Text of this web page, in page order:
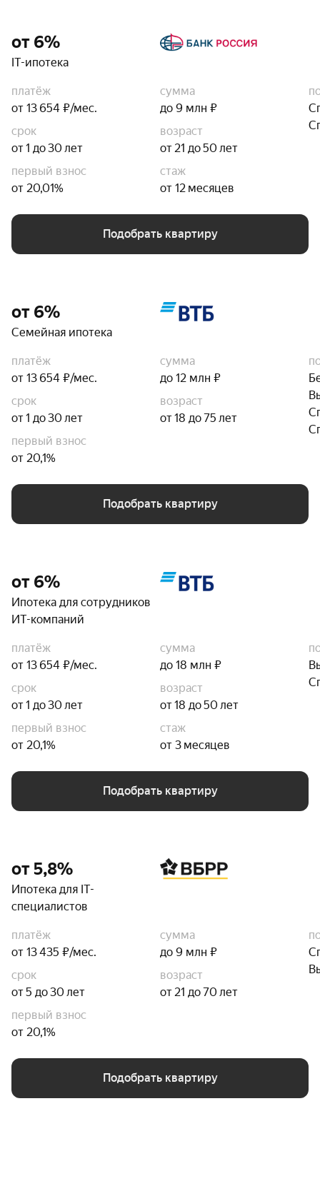
от 6%
IT-ипотека
платёж
от 13 654 ₽/мес.
сумма
до 9 млн ₽
срок
от 1 до 30 лет
возраст
от 21 до 50 лет
первый взнос
от 20,01%
стаж
от 12 месяцев
Подобрать квартиру
от 6%
Семейная ипотека
платёж
от 13 654 ₽/мес.
сумма
до 12 млн ₽
срок
от 1 до 30 лет
возраст
от 18 до 75 лет
первый взнос
от 20,1%
Подобрать квартиру
от 6%
Ипотека для сотрудников
ИТ-компаний
платёж
от 13 654 ₽/мес.
сумма
до 18 млн ₽
срок
от 1 до 30 лет
возраст
от 18 до 50 лет
первый взнос
от 20,1%
стаж
от 3 месяцев
Подобрать квартиру
от 5,8%
Ипотека для IT-
специалистов
платёж
от 13 435 ₽/мес.
сумма
до 9 млн ₽
срок
от 5 до 30 лет
возраст
от 21 до 70 лет
первый взнос
от 20,1%
Подобрать квартиру